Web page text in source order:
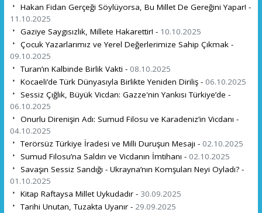
Hakan Fidan Gerçeği Söylüyorsa, Bu Millet De Gereğini Yapar! -
11.10.2025
Gaziye Saygısızlık, Millete Hakarettir! - 10.10.2025
Çocuk Yazarlarımız ve Yerel Değerlerimize Sahip Çıkmak -
09.10.2025
Turan’ın Kalbinde Birlik Vakti - 08.10.2025
Kocaeli’de Türk Dünyasıyla Birlikte Yeniden Diriliş - 06.10.2025
Sessiz Çığlık, Büyük Vicdan: Gazze'nin Yankısı Türkiye’de -
06.10.2025
Onurlu Direnişin Adı: Sumud Filosu ve Karadeniz’in Vicdanı -
04.10.2025
Terörsüz Türkiye İradesi ve Milli Duruşun Mesajı - 02.10.2025
Sumud Filosu’na Saldırı ve Vicdanın İmtihanı - 02.10.2025
Savaşın Sessiz Sandığı - Ukrayna’nın Komşuları Neyi Oyladı? -
01.10.2025
Kitap Raftaysa Millet Uykudadır - 30.09.2025
Tarihi Unutan, Tuzakta Uyanır - 29.09.2025